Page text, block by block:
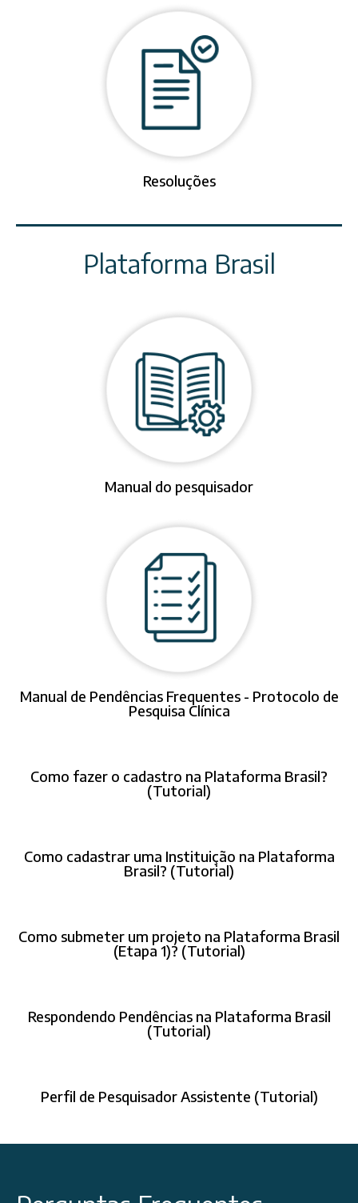
Resoluções
Plataforma Brasil
Manual do pesquisador
Manual de Pendências Frequentes - Protocolo de
Pesquisa Clínica
Como fazer o cadastro na Plataforma Brasil?
(Tutorial)
Como cadastrar uma Instituição na Plataforma
Brasil? (Tutorial)
Como submeter um projeto na Plataforma Brasil
(Etapa 1)? (Tutorial)
Respondendo Pendências na Plataforma Brasil
(Tutorial)
Perfil de Pesquisador Assistente (Tutorial)